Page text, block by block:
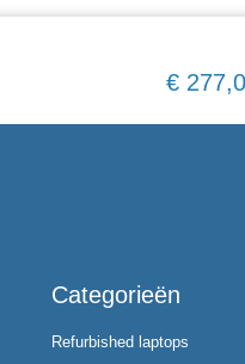
€
Categorieën
Refurbished laptops